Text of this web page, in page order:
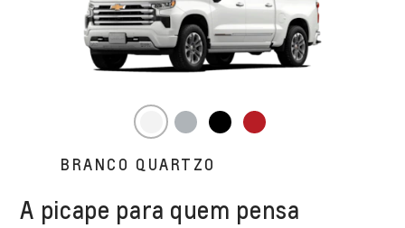
BRANCO QUARTZO
A picape para quem pensa